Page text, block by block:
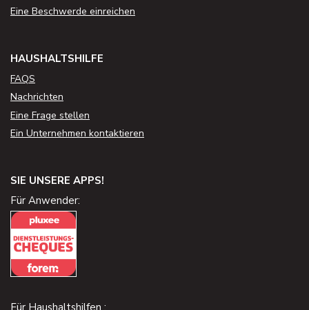
Eine Beschwerde einreichen
HAUSHALTSHILFE
FAQS
Nachrichten
Eine Frage stellen
Ein Unternehmen kontaktieren
SIE UNSERE APPS!
Für Anwender:
Für Haushaltshilfen :